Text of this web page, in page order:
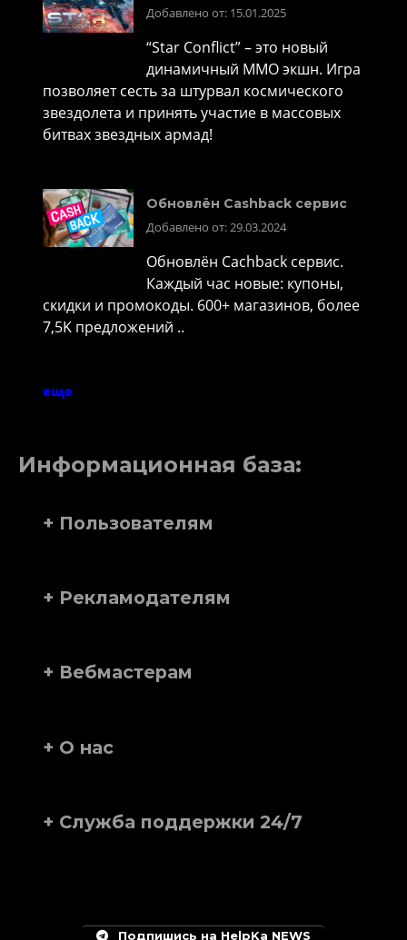
Добавлено от: 15.01.2025
“Star Conflict” – это новый
динамичный MMO экшн. Игра
позволяет сесть за штурвал космического
звездолета и принять участие в массовых
битвах звездных армад!
Обновлён Cashback сервис
Добавлено от: 29.03.2024
Обновлён Cachback сервис.
Каждый час новые: купоны,
скидки и промокоды. 600+ магазинов, более
7,5K предложений ..
еще
Информационная база:
+ Пользователям
+ Рекламодателям
+ Вебмастерам
+ О нас
+ Служба поддержки 24/7
Подпишись на HelpKa NEWS